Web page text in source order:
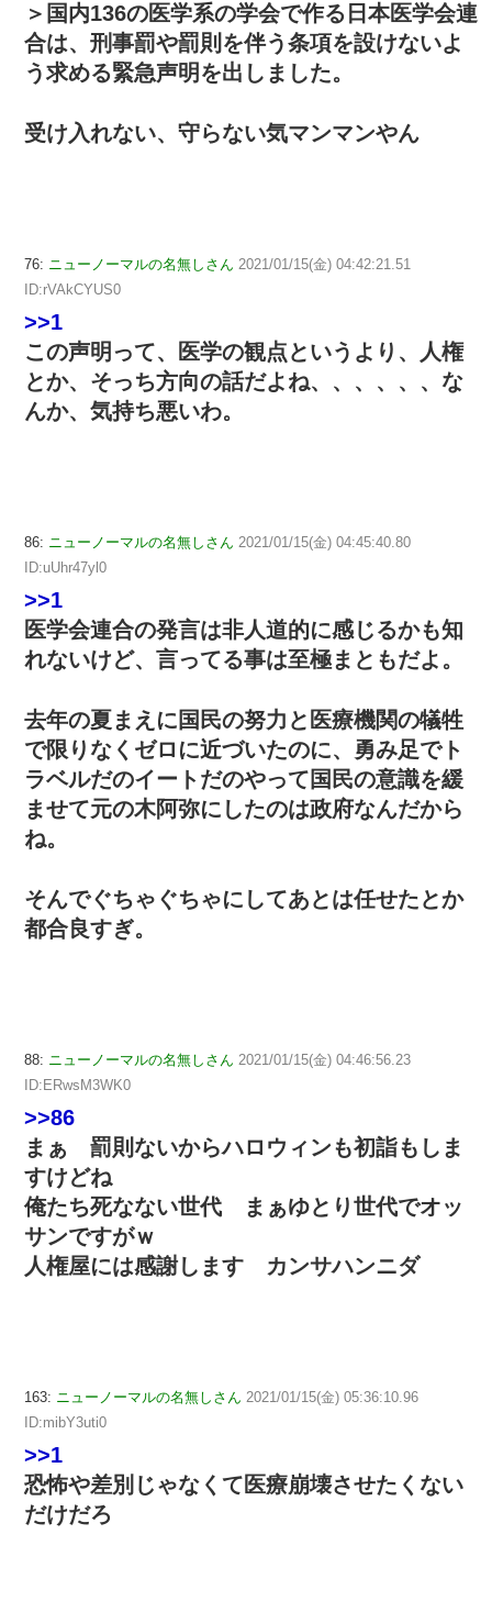
＞国内136の医学系の学会で作る日本医学会連
合は、刑事罰や罰則を伴う条項を設けないよ
う求める緊急声明を出しました。
受け入れない、守らない気マンマンやん
76: ニューノーマルの名無しさん 2021/01/15(金) 04:42:21.51
ID:rVAkCYUS0
>>1
この声明って、医学の観点というより、人権
とか、そっち方向の話だよね、、、、、、な
んか、気持ち悪いわ。
86: ニューノーマルの名無しさん 2021/01/15(金) 04:45:40.80
ID:uUhr47yl0
>>1
医学会連合の発言は非人道的に感じるかも知
れないけど、言ってる事は至極まともだよ。
去年の夏まえに国民の努力と医療機関の犠牲
で限りなくゼロに近づいたのに、勇み足でト
ラベルだのイートだのやって国民の意識を緩
ませて元の木阿弥にしたのは政府なんだから
ね。
そんでぐちゃぐちゃにしてあとは任せたとか
都合良すぎ。
88: ニューノーマルの名無しさん 2021/01/15(金) 04:46:56.23
ID:ERwsM3WK0
>>86
まぁ 罰則ないからハロウィンも初詣もしま
すけどね
俺たち死なない世代 まぁゆとり世代でオッ
サンですがｗ
人権屋には感謝します カンサハンニダ
163: ニューノーマルの名無しさん 2021/01/15(金) 05:36:10.96
ID:mibY3uti0
>>1
恐怖や差別じゃなくて医療崩壊させたくない
だけだろ